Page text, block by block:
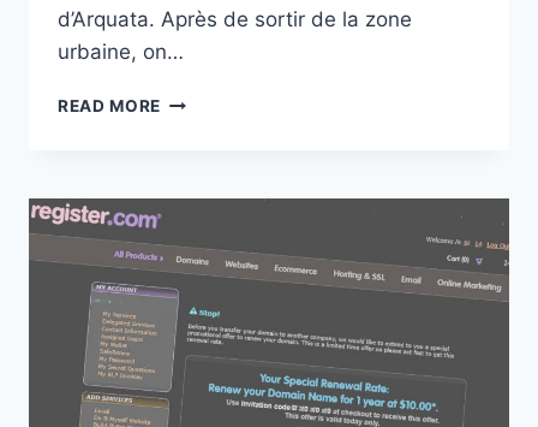
d’Arquata. Après de sortir de la zone
urbaine, on…
READ MORE SANTA